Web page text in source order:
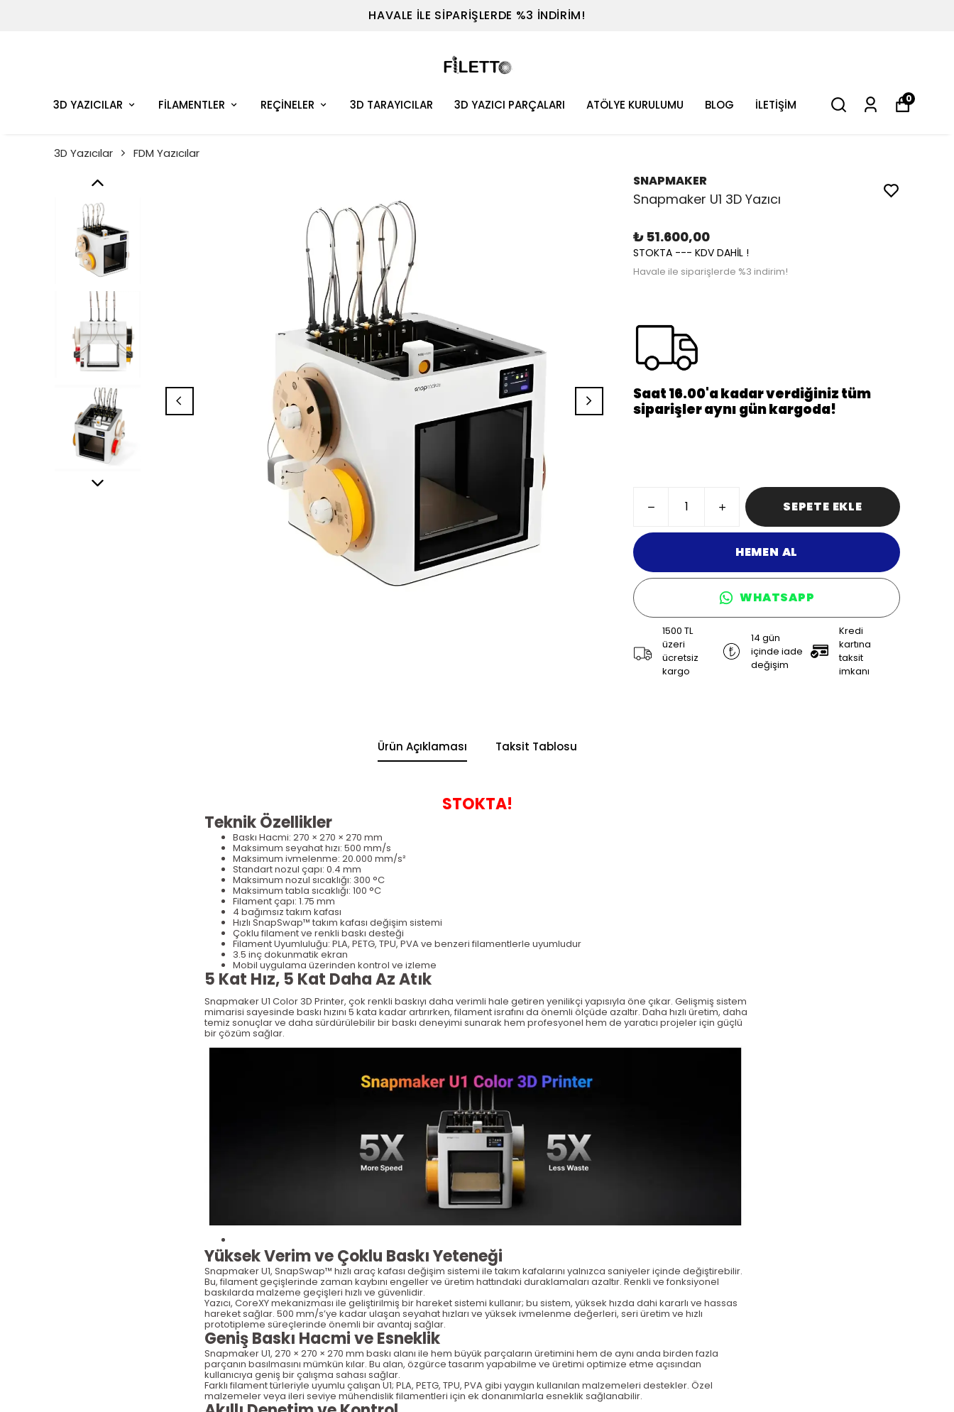
TEL : 0530 614 7698
3D YAZICILAR FİLAMENTLER REÇİNELER 3D TARAYICILAR 3D YAZICI PARÇALARI ATÖLYE KURULUMU BLOG İLETİŞİM 0
3D Yazıcılar FDM Yazıcılar
SNAPMAKER
Snapmaker U1 3D Yazıcı
₺ 51.600,00
STOKTA --- KDV DAHİL !
Havale ile siparişlerde %3 indirim!
Saat 16.00'a kadar verdiğiniz tüm
siparişler aynı gün kargoda!
SEPETE EKLE
HEMEN AL
WHATSAPP
1500 TL
üzeri
ücretsiz
kargo
14 gün
içinde iade
değişim
Kredi
kartına
taksit
imkanı
Ürün Açıklaması Taksit Tablosu
STOKTA!
Teknik Özellikler
Baskı Hacmi: 270 × 270 × 270 mm
Maksimum seyahat hızı: 500 mm/s
Maksimum ivmelenme: 20.000 mm/s²
Standart nozul çapı: 0.4 mm
Maksimum nozul sıcaklığı: 300 °C
Maksimum tabla sıcaklığı: 100 °C
Filament çapı: 1.75 mm
4 bağımsız takım kafası
Hızlı SnapSwap™ takım kafası değişim sistemi
Çoklu filament ve renkli baskı desteği
Filament Uyumluluğu: PLA, PETG, TPU, PVA ve benzeri filamentlerle uyumludur
3.5 inç dokunmatik ekran
Mobil uygulama üzerinden kontrol ve izleme
5 Kat Hız, 5 Kat Daha Az Atık
Snapmaker U1 Color 3D Printer, çok renkli baskıyı daha verimli hale getiren yenilikçi yapısıyla öne çıkar. Gelişmiş sistem
mimarisi sayesinde baskı hızını 5 kata kadar artırırken, filament israfını da önemli ölçüde azaltır. Daha hızlı üretim, daha
temiz sonuçlar ve daha sürdürülebilir bir baskı deneyimi sunarak hem profesyonel hem de yaratıcı projeler için güçlü
bir çözüm sağlar.
Yüksek Verim ve Çoklu Baskı Yeteneği
Snapmaker U1, SnapSwap™ hızlı araç kafası değişim sistemi ile takım kafalarını yalnızca saniyeler içinde değiştirebilir.
Bu, filament geçişlerinde zaman kaybını engeller ve üretim hattındaki duraklamaları azaltır. Renkli ve fonksiyonel
baskılarda malzeme geçişleri hızlı ve güvenlidir.
Yazıcı, CoreXY mekanizması ile geliştirilmiş bir hareket sistemi kullanır; bu sistem, yüksek hızda dahi kararlı ve hassas
hareket sağlar. 500 mm/s’ye kadar ulaşan seyahat hızları ve yüksek ivmelenme değerleri, seri üretim ve hızlı
prototipleme süreçlerinde önemli bir avantaj sağlar.
Geniş Baskı Hacmi ve Esneklik
Snapmaker U1, 270 × 270 × 270 mm baskı alanı ile hem büyük parçaların üretimini hem de aynı anda birden fazla
parçanın basılmasını mümkün kılar. Bu alan, özgürce tasarım yapabilme ve üretimi optimize etme açısından
kullanıcıya geniş birçalışma sahası sağlar.
Farklı filament türleriyle uyumlu çalışan U1; PLA, PETG, TPU, PVA gibi yaygın kullanılan malzemeleri destekler. Özel
malzemeler veya ileri seviye mühendislik filamentleri için ek donanımlarla esneklik sağlanabilir.